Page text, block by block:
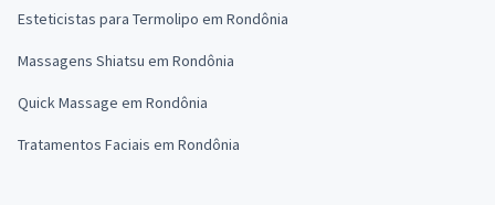
Esteticistas para Termolipo em Rondônia
Massagens Shiatsu em Rondônia
Quick Massage em Rondônia
Tratamentos Faciais em Rondônia